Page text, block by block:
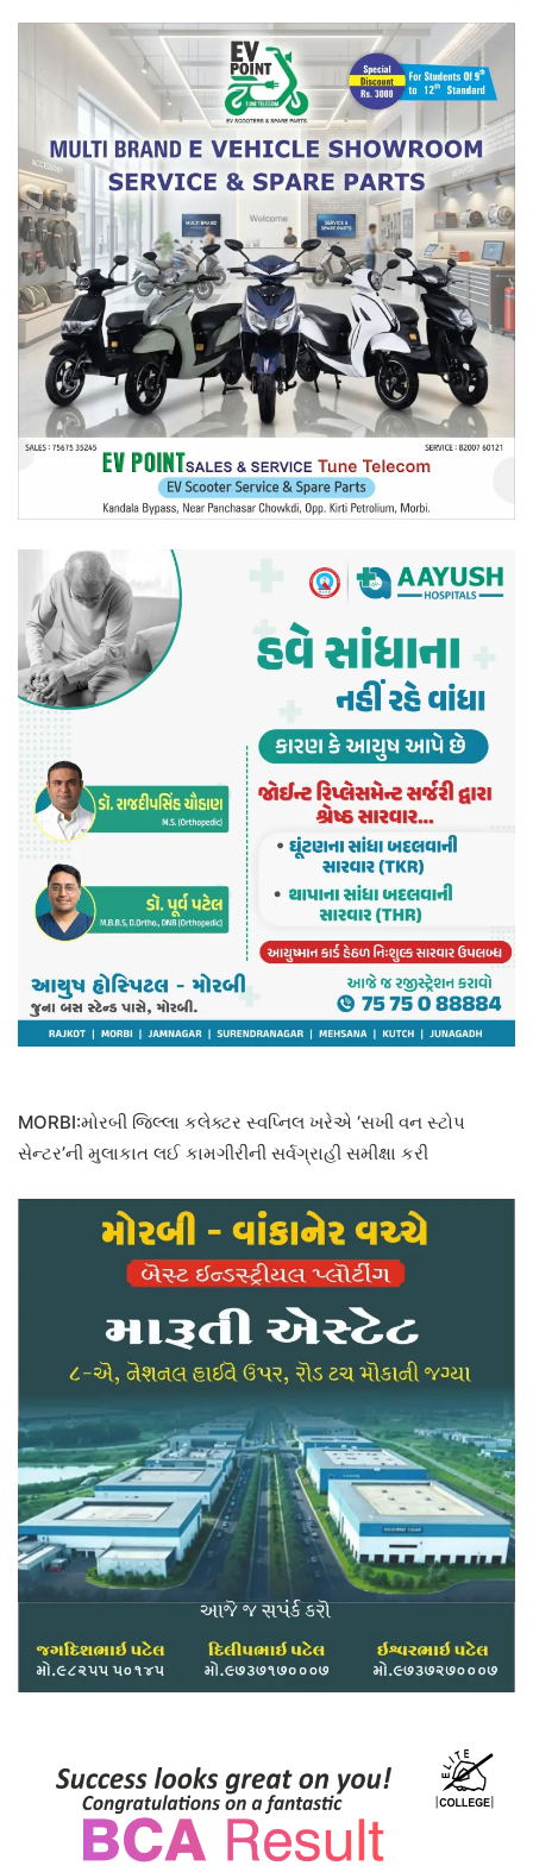
MORBI:મોરબી જિલ્લા કલેક્ટર સ્વપ્નિલ ખરેએ ‘સખી વન સ્ટોપ
સેન્ટર’ની મુલાકાત લઈ કામગીરીની સર્વગ્રાહી સમીક્ષા કરી